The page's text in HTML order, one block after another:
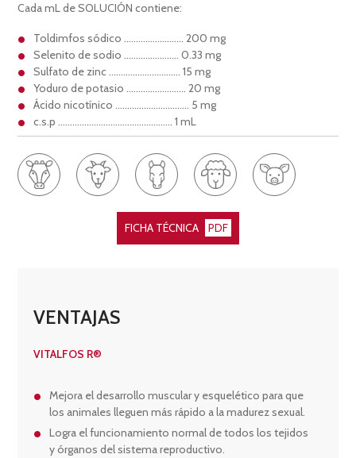
Cada mL de SOLUCIÓN contiene:
Toldimfos sódico ……………………. 200 mg
Selenito de sodio ………………….. 0.33 mg
Sulfato de zinc ………………………… 15 mg
Yoduro de potasio ……………………. 20 mg
Ácido nicotínico …………………………. 5 mg
c.s.p ………………………………………… 1 mL
FICHA TÉCNICA PDF
VENTAJAS
VITALFOS R®
Mejora el desarrollo muscular y esquelético para que
los animales lleguen más rápido a la madurez sexual.
Logra el funcionamiento normal de todos los tejidos
y órganos del sistema reproductivo.